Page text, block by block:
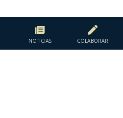
NOTICIAS COLABORAR